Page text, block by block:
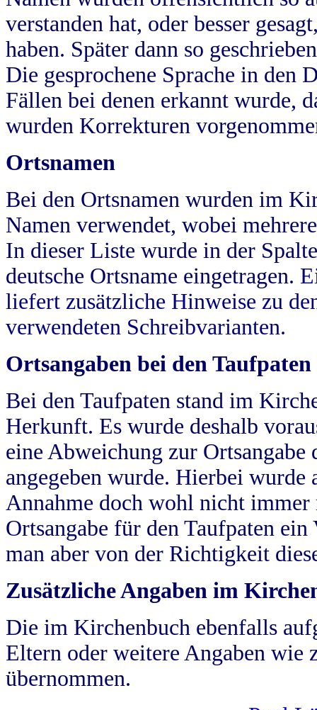
verstanden hat, oder besser
haben. Später dann so
Die gesprochene Sprache in
Fällen bei denen erkannt wurde,
wurden Korrekturen
Ortsnamen
Bei den Ortsnamen wurden im
Namen verwendet, wobei
In dieser Liste wurde in der
deutsche Ortsname eingetragen.
liefert zusätzliche Hinweise zu
verwendeten Schreibvarianten.
Ortsangaben bei den Taufpaten
Bei den Taufpaten stand im
Herkunft. Es wurde deshalb
eine Abweichung zur
angegeben wurde. Hierbei wurde
Annahme doch wohl nicht
Ortsangabe für den Taufpaten
man aber von der Richtigkeit
Zusätzliche Angaben im
Die im Kirchenbuch ebenfalls
Eltern oder weitere Angaben wie
übernommen.